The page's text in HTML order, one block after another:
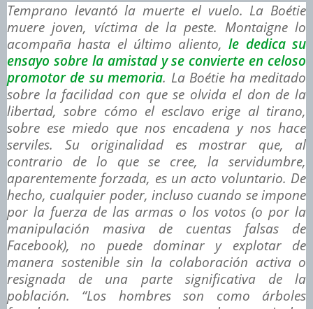
Temprano levantó la muerte el vuelo. La Boétie
muere joven, víctima de la peste. Montaigne lo
acompaña hasta el último aliento,le dedica su
ensayo sobre la amistad y se convierte en celoso
promotor de su memoria. La Boétie ha meditado
sobre la facilidad con que se olvida el don de la
libertad, sobre cómo el esclavo erige al tirano,
sobre ese miedo que nos encadena y nos hace
serviles. Su originalidad es mostrar que, al
contrario de lo que se cree, la servidumbre,
aparentemente forzada, es un acto voluntario. De
hecho, cualquier poder, incluso cuando se impone
por la fuerza de las armas o los votos (o por la
manipulación masiva de cuentas falsas de
Facebook), no puede dominar y explotar de
manera sostenible sin la colaboración activa o
resignada de una parte significativa de la
población. “Los hombres son como árboles